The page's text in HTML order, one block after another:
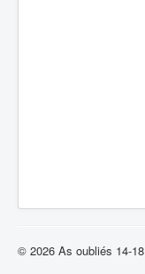
© 2026 As oubliés 14-18